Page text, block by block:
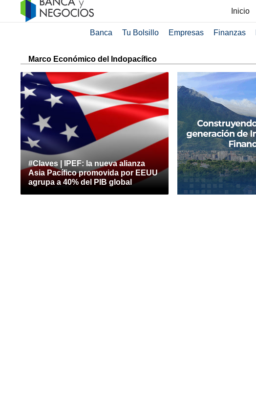
Inicio
Banca Tu Bolsillo Empresas Finanzas
Marco Económico del Indopacífico
#Claves | IPEF: la nueva alianza
Asia Pacífico promovida por EEUU
agrupa a 40% del PIB global